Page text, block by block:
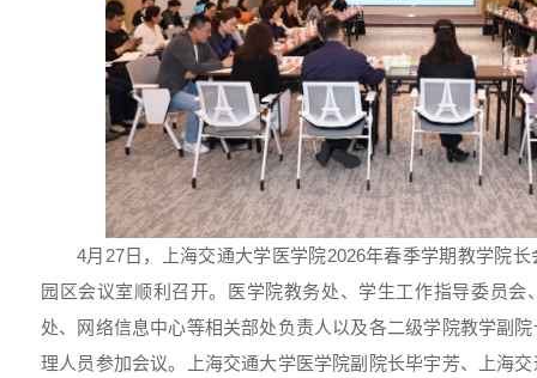
4月27日，上海交通大学医学院2026年春季学期教学院
园区会议室顺利召开。医学院教务处、学生工作指导委员会
处、网络信息中心等相关部处负责人以及各二级学院教学副
理人员参加会议。上海交通大学医学院副院长毕宇芳、上海